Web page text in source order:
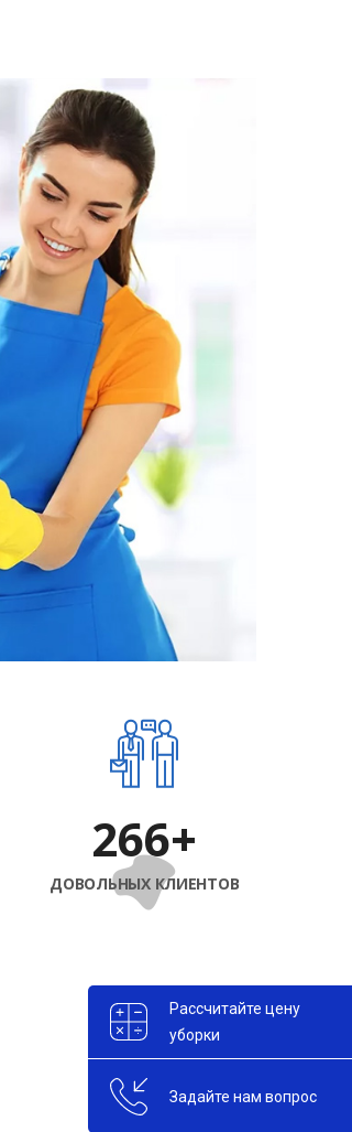
300+
ДОВОЛЬНЫХ КЛИЕНТОВ
Рассчитайте цену
уборки
Задайте нам вопрос